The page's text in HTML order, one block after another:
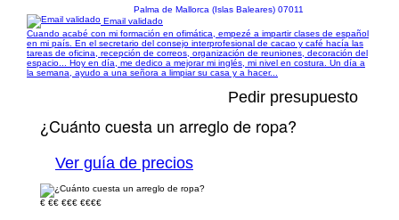
Palma de Mallorca (Islas Baleares) 07011
Email validado
Cuando acabé con mi formación en ofimática, empezé a impartir clases de español
en mi país. En el secretario del consejo interprofesional de cacao y café hacía las
tareas de oficina, recepción de correos, organización de reuniones, decoración del
espacio... Hoy en día, me dedico a mejorar mi inglés, mi nivel en costura. Un día a
la semana, ayudo a una señora a limpiar su casa y a hacer...
Pedir presupuesto
¿Cuánto cuesta un arreglo de ropa?
Ver guía de precios
€ €€ €€€ €€€€